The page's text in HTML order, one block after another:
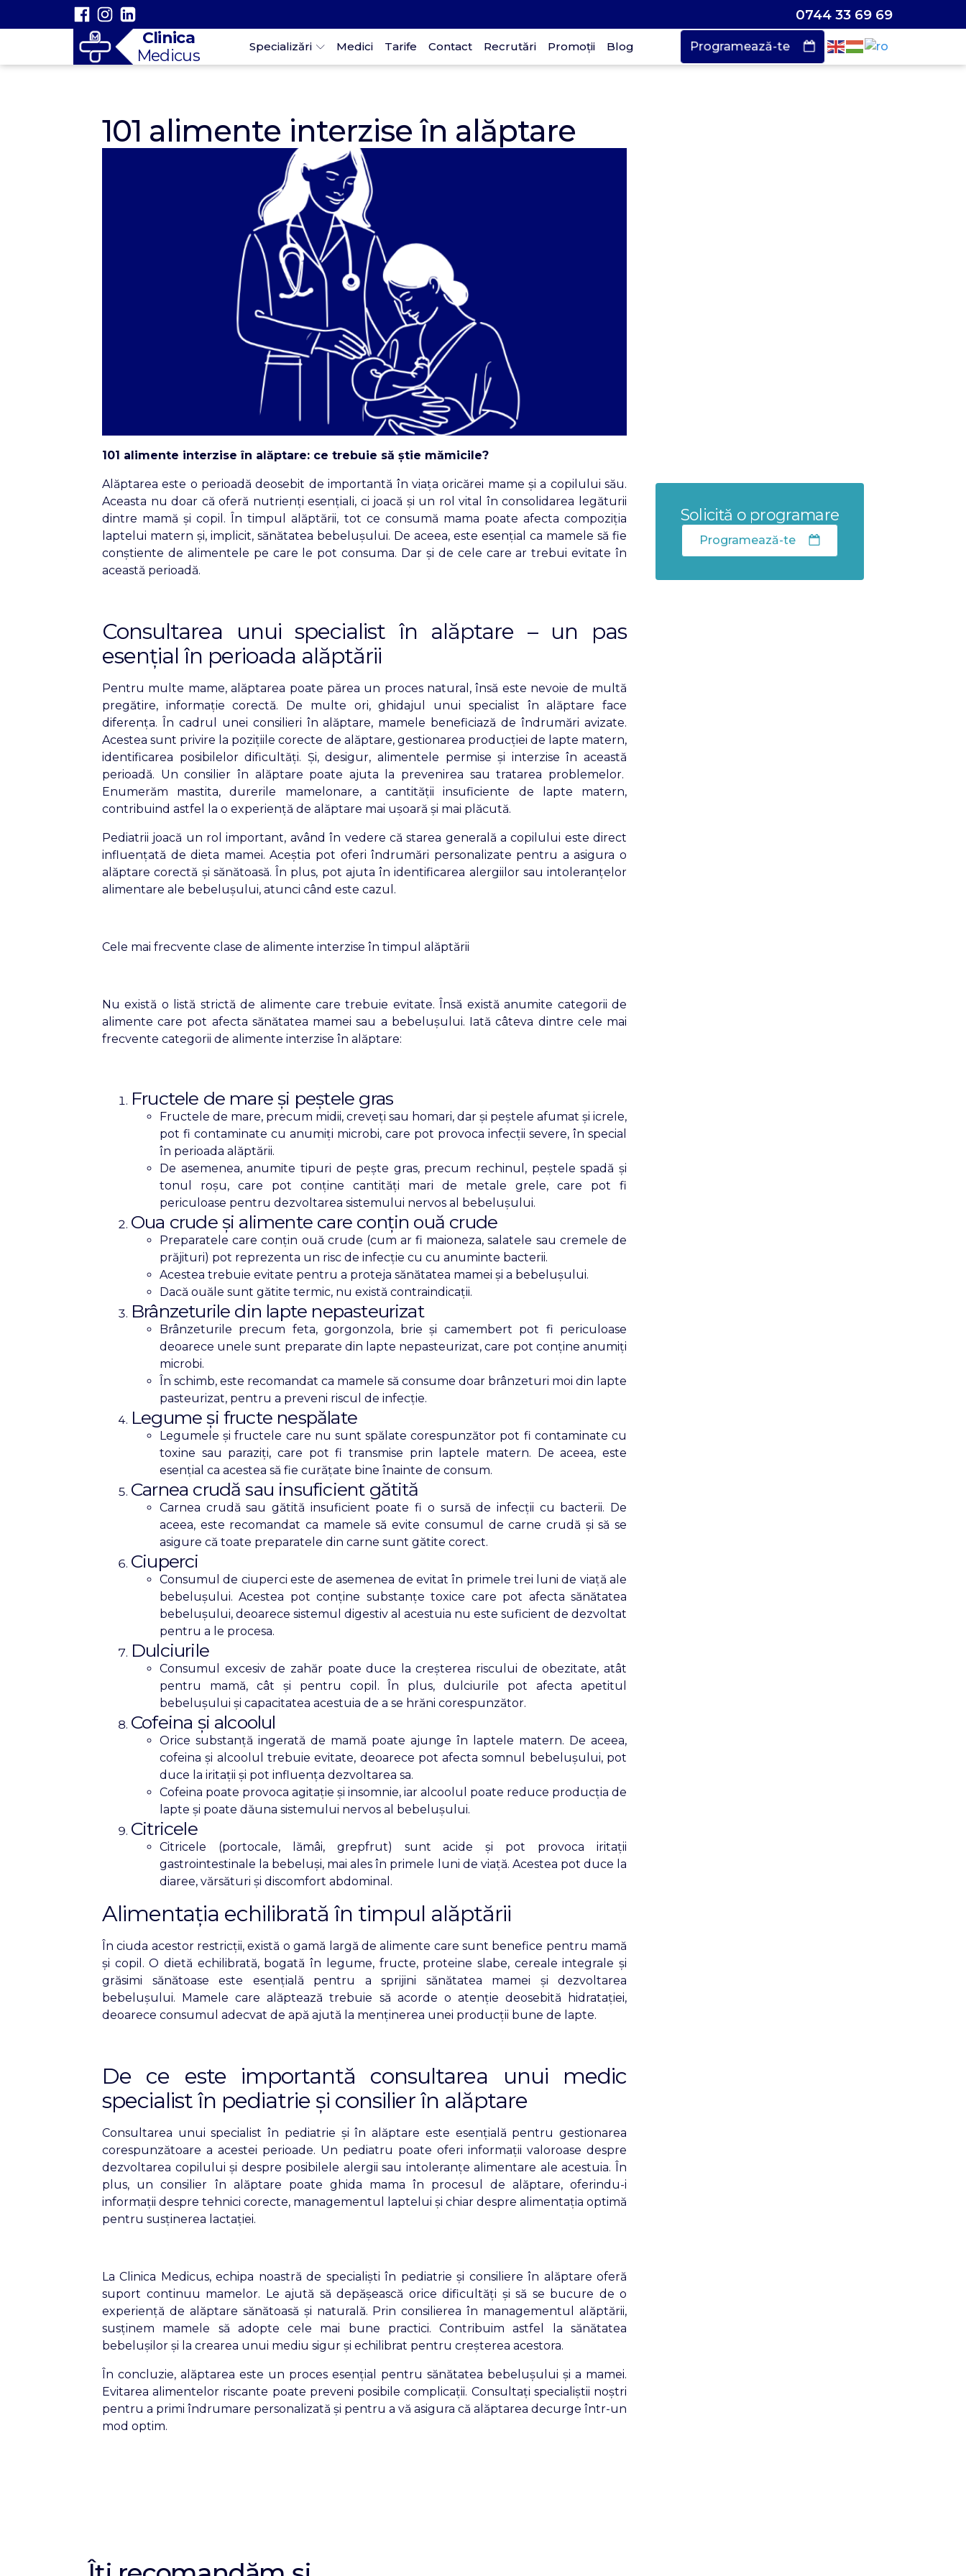
0744 33 69 69
Clinica
Medicus
Specializări Medici Tarife Contact Recrutări Promoții Blog Programează-te
101 alimente interzise în alăptare
101 alimente interzise în alăptare: ce trebuie să știe mămicile?
Alăptarea este o perioadă deosebit de importantă în viața oricărei mame și a copilului său.
Aceasta nu doar că oferă nutrienți esențiali, ci joacă și un rol vital în consolidarea legăturii
dintre mamă și copil. În timpul alăptării, tot ce consumă mama poate afecta compoziția
laptelui matern și, implicit, sănătatea bebelușului. De aceea, este esențial ca mamele să fie
conștiente de alimentele pe care le pot consuma. Dar și de cele care ar trebui evitate în
această perioadă.
Consultarea unui specialist în alăptare – un pas
esențial în perioada alăptării
Pentru multe mame, alăptarea poate părea un proces natural, însă este nevoie de multă
pregătire, informație corectă. De multe ori, ghidajul unui specialist în alăptare face
diferența. În cadrul unei consilieri în alăptare, mamele beneficiază de îndrumări avizate.
Acestea sunt privire la pozițiile corecte de alăptare, gestionarea producției de lapte matern,
identificarea posibilelor dificultăți. Și, desigur, alimentele permise și interzise în această
perioadă. Un consilier în alăptare poate ajuta la prevenirea sau tratarea problemelor.
Enumerăm mastita, durerile mamelonare, a cantității insuficiente de lapte matern,
contribuind astfel la o experiență de alăptare mai ușoară și mai plăcută.
Pediatrii joacă un rol important, având în vedere că starea generală a copilului este direct
influențată de dieta mamei. Aceștia pot oferi îndrumări personalizate pentru a asigura o
alăptare corectă și sănătoasă. În plus, pot ajuta în identificarea alergiilor sau intoleranțelor
alimentare ale bebelușului, atunci când este cazul.
Cele mai frecvente clase de alimente interzise în timpul alăptării
Nu există o listă strictă de alimente care trebuie evitate. Însă există anumite categorii de
alimente care pot afecta sănătatea mamei sau a bebelușului. Iată câteva dintre cele mai
frecvente categorii de alimente interzise în alăptare:
Fructele de mare și peștele gras
Fructele de mare, precum midii, creveți sau homari, dar și peștele afumat și icrele,
pot fi contaminate cu anumiți microbi, care pot provoca infecții severe, în special
în perioada alăptării.
De asemenea, anumite tipuri de pește gras, precum rechinul, peștele spadă și
tonul roșu, care pot conține cantități mari de metale grele, care pot fi
periculoase pentru dezvoltarea sistemului nervos al bebelușului.
Oua crude și alimente care conțin ouă crude
Preparatele care conțin ouă crude (cum ar fi maioneza, salatele sau cremele de
prăjituri) pot reprezenta un risc de infecție cu cu anuminte bacterii.
Acestea trebuie evitate pentru a proteja sănătatea mamei și a bebelușului.
Dacă ouăle sunt gătite termic, nu există contraindicații.
Brânzeturile din lapte nepasteurizat
Brânzeturile precum feta, gorgonzola, brie și camembert pot fi periculoase
deoarece unele sunt preparate din lapte nepasteurizat, care pot conține anumiți
microbi.
În schimb, este recomandat ca mamele să consume doar brânzeturi moi din lapte
pasteurizat, pentru a preveni riscul de infecție.
Legume și fructe nespălate
Legumele și fructele care nu sunt spălate corespunzător pot fi contaminate cu
toxine sau paraziți, care pot fi transmise prin laptele matern. De aceea, este
esențial ca acestea să fie curățate bine înainte de consum.
Carnea crudă sau insuficient gătită
Carnea crudă sau gătită insuficient poate fi o sursă de infecții cu bacterii. De
aceea, este recomandat ca mamele să evite consumul de carne crudă și să se
asigure că toate preparatele din carne sunt gătite corect.
Ciuperci
Consumul de ciuperci este de asemenea de evitat în primele trei luni de viață ale
bebelușului. Acestea pot conține substanțe toxice care pot afecta sănătatea
bebelușului, deoarece sistemul digestiv al acestuia nu este suficient de dezvoltat
pentru a le procesa.
Dulciurile
Consumul excesiv de zahăr poate duce la creșterea riscului de obezitate, atât
pentru mamă, cât și pentru copil. În plus, dulciurile pot afecta apetitul
bebelușului și capacitatea acestuia de a se hrăni corespunzător.
Cofeina și alcoolul
Orice substanță ingerată de mamă poate ajunge în laptele matern. De aceea,
cofeina și alcoolul trebuie evitate, deoarece pot afecta somnul bebelușului, pot
duce la iritații și pot influența dezvoltarea sa.
Cofeina poate provoca agitație și insomnie, iar alcoolul poate reduce producția de
lapte și poate dăuna sistemului nervos al bebelușului.
Citricele
Citricele (portocale, lămâi, grepfrut) sunt acide și pot provoca iritații
gastrointestinale la bebeluși, mai ales în primele luni de viață. Acestea pot duce la
diaree, vărsături și discomfort abdominal.
Alimentația echilibrată în timpul alăptării
În ciuda acestor restricții, există o gamă largă de alimente care sunt benefice pentru mamă
și copil. O dietă echilibrată, bogată în legume, fructe, proteine slabe, cereale integrale și
grăsimi sănătoase este esențială pentru a sprijini sănătatea mamei și dezvoltarea
bebelușului. Mamele care alăptează trebuie să acorde o atenție deosebită hidratației,
deoarece consumul adecvat de apă ajută la menținerea unei producții bune de lapte.
De ce este importantă consultarea unui medic
specialist în pediatrie și consilier în alăptare
Consultarea unui specialist în pediatrie și în alăptare este esențială pentru gestionarea
corespunzătoare a acestei perioade. Un pediatru poate oferi informații valoroase despre
dezvoltarea copilului și despre posibilele alergii sau intoleranțe alimentare ale acestuia. În
plus, un consilier în alăptare poate ghida mama în procesul de alăptare, oferindu-i
informații despre tehnici corecte, managementul laptelui și chiar despre alimentația optimă
pentru susținerea lactației.
La Clinica Medicus, echipa noastră de specialiști în pediatrie și consiliere în alăptare oferă
suport continuu mamelor. Le ajută să depășească orice dificultăți și să se bucure de o
experiență de alăptare sănătoasă și naturală. Prin consilierea în managementul alăptării,
susținem mamele să adopte cele mai bune practici. Contribuim astfel la sănătatea
bebelușilor și la crearea unui mediu sigur și echilibrat pentru creșterea acestora.
În concluzie, alăptarea este un proces esențial pentru sănătatea bebelușului și a mamei.
Evitarea alimentelor riscante poate preveni posibile complicații. Consultați specialiștii noștri
pentru a primi îndrumare personalizată și pentru a vă asigura că alăptarea decurge într-un
mod optim.
Solicită o programare
Programează-te